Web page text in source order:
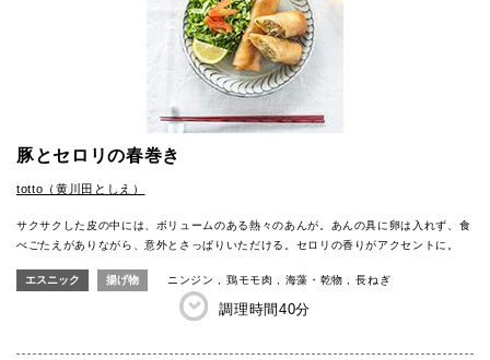
豚とセロリの春巻き
totto（黄川田としえ）
サクサクした皮の中には、ボリュームのある熱々のあんが。あんの具に卵は入れず、食
べごたえがありながら、意外とさっぱりいただける。セロリの香りがアクセントに。
エスニック 揚げ物 ニンジン 鶏モモ肉 海藻・乾物 長ねぎ
調理時間40分